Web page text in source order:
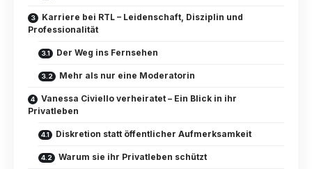
Karriere bei RTL – Leidenschaft, Disziplin und
Professionalität
Der Weg ins Fernsehen
Mehr als nur eine Moderatorin
Vanessa Civiello verheiratet – Ein Blick in ihr
Privatleben
Diskretion statt öffentlicher Aufmerksamkeit
Warum sie ihr Privatleben schützt